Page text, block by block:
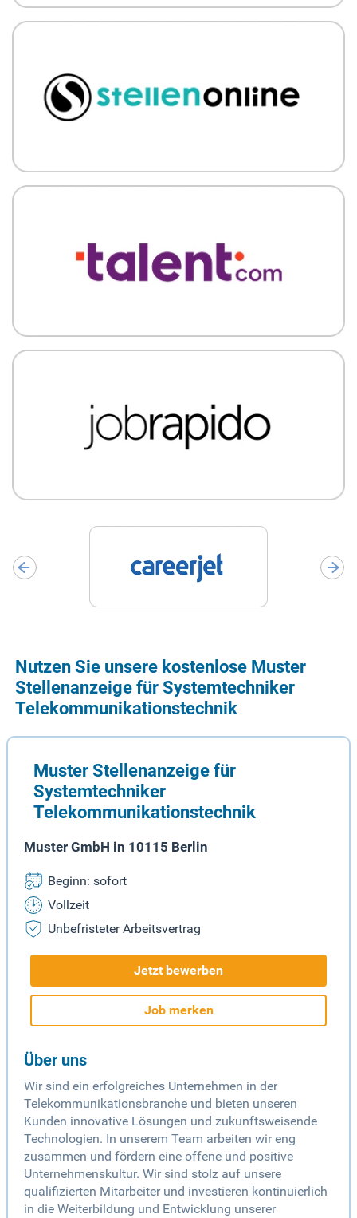
Nutzen Sie unsere kostenlose Muster
Stellenanzeige für Systemtechniker
Telekommunikationstechnik
Muster Stellenanzeige für
Systemtechniker
Telekommunikationstechnik
Muster GmbH in 10115 Berlin
Beginn: sofort
Vollzeit
Unbefristeter Arbeitsvertrag
Jetzt bewerben
Job merken
Über uns
Wir sind ein erfolgreiches Unternehmen in der
Telekommunikationsbranche und bieten unseren
Kunden innovative Lösungen und zukunftsweisende
Technologien. In unserem Team arbeiten wir eng
zusammen und fördern eine offene und positive
Unternehmenskultur. Wir sind stolz auf unsere
qualifizierten Mitarbeiter und investieren kontinuierlich
in die Weiterbildung und Entwicklung unserer